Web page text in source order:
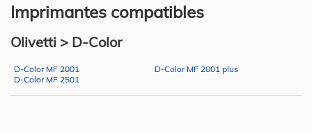
Imprimantes compatibles
Olivetti > D-Color
D-Color MF 2001
D-Color MF 2001 plus
D-Color MF 2501